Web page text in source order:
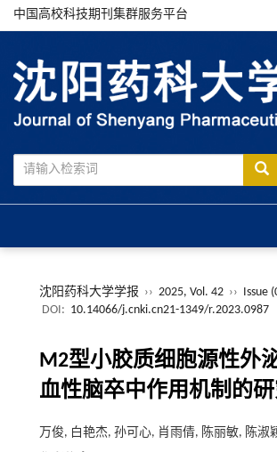
中国高校科技期刊集群服务平台
沈阳药科大学学报 ›› 2025, Vol. 42 ›› Issue
DOI: 10.14066/j.cnki.cn21-1349/r.2023.0987
M2型小胶质细胞源性外
血性脑卒中作用机制的
万俊, 白艳杰, 孙可心, 肖雨倩, 陈丽敏, 陈淑